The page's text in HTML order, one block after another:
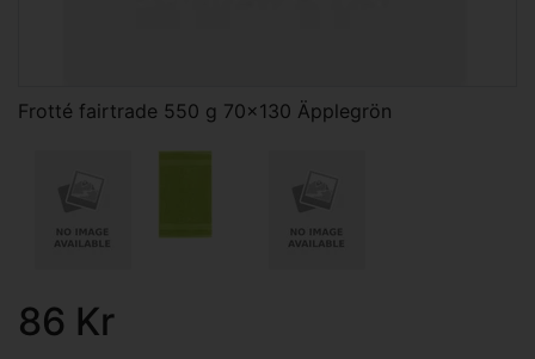
Frotté fairtrade 550 g 70x130 Äpplegrön
86 Kr